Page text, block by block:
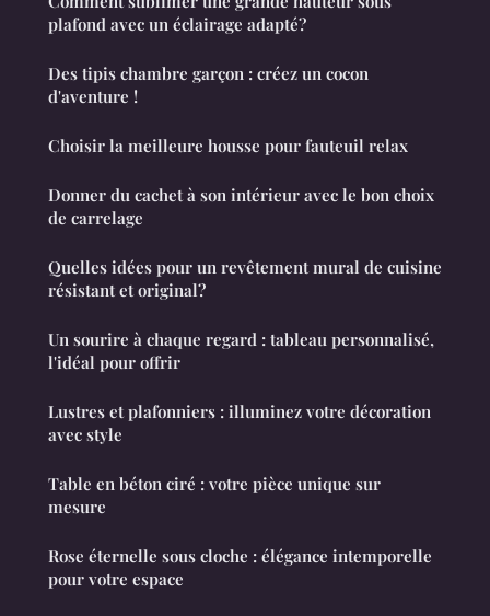
plafond avec un éclairage adapté?
Des tipis chambre garçon : créez un cocon
d'aventure !
Choisir la meilleure housse pour fauteuil relax
Donner du cachet à son intérieur avec le bon choix
de carrelage
Quelles idées pour un revêtement mural de cuisine
résistant et original?
Un sourire à chaque regard : tableau personnalisé,
l'idéal pour offrir
Lustres et plafonniers : illuminez votre décoration
avec style
Table en béton ciré : votre pièce unique sur
mesure
Rose éternelle sous cloche : élégance intemporelle
pour votre espace